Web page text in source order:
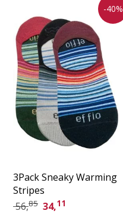
-40%
3Pack Sneaky Warming
Stripes
56,85 34,11